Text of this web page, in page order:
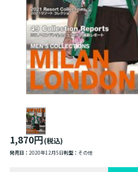
1,870円(税込)
発売日： 2020年12月5日判型： その他